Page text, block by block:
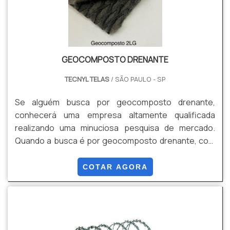
GEOCOMPOSTO DRENANTE
TECNYL TELAS/ SÃO PAULO - SP
Se alguém busca por geocomposto drenante,
conhecerá uma empresa altamente qualificada
realizando uma minuciosa pesquisa de mercado.
Quando a busca é por geocomposto drenante, com
ótima qualidade com comprometimento com os
resultados dos clientes.MAIS INFORMAÇÕES
demonstrar competência e excelência em uma área
COTAR AGORA